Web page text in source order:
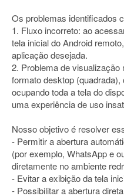
Os problemas identificados
1. Fluxo incorreto: ao
tela inicial do Android
aplicação desejada.
2. Problema de visualização
formato desktop
ocupando toda a tela do
uma experiência de uso
Nosso objetivo é resolver
- Permitir a abertura
(por exemplo, WhatsApp e
diretamente no ambiente
- Evitar a exibição da tela
- Possibilitar a abertura